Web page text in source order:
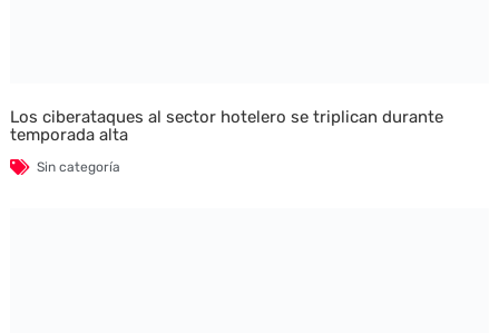
Los ciberataques al sector hotelero se triplican durante
temporada alta
Sin categoría